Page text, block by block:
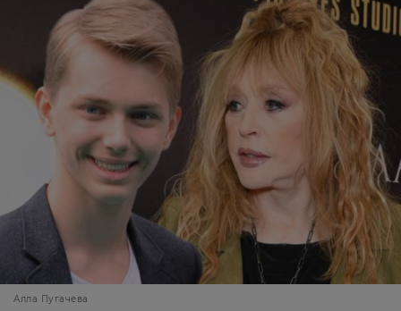
Алла Пугачева